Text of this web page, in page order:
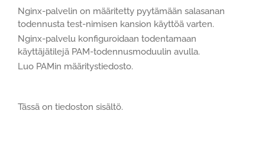
Nginx-palvelin on määritetty pyytämään salasanan
todennusta test-nimisen kansion käyttöä varten.
Nginx-palvelu konfiguroidaan todentamaan
käyttäjätilejä PAM-todennusmoduulin avulla.
Luo PAMin määritystiedosto.
Tässä on tiedoston sisältö.